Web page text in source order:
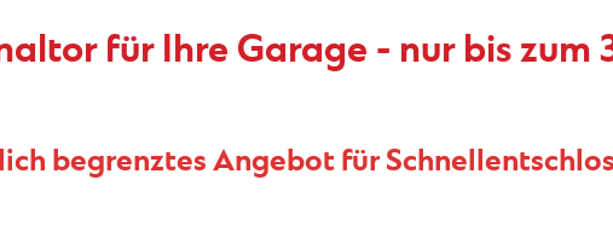
für Ihre Garage - nur bis zum
begrenztes Angebot für